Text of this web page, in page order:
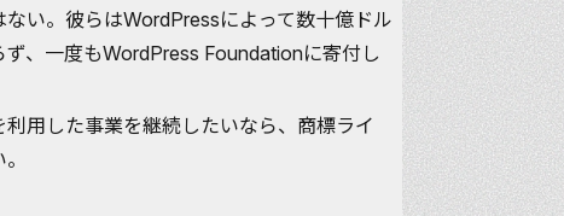
い。彼らはWordPressによって数十億ドル
、一度もWordPress Foundationに寄付し
用した事業を継続したいなら、商標ライ